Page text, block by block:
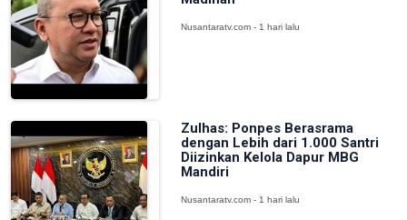
Nusantaratv.com - 1 hari lalu
Zulhas: Ponpes Berasrama
dengan Lebih dari 1.000 Santri
Diizinkan Kelola Dapur MBG
Mandiri
Nusantaratv.com - 1 hari lalu